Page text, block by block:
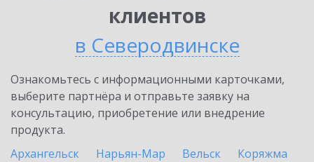
клиентов
в Северодвинске
Ознакомьтесь с информационными карточками,
выберите партнёра и отправьте заявку на
консультацию, приобретение или внедрение
продукта.
Архангельск
Нарьян-Мар Вельск
Коряжма